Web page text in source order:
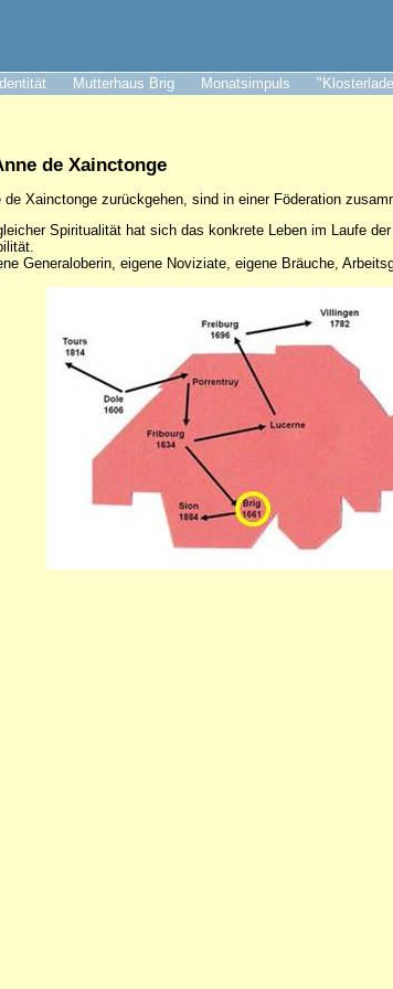
Mutterhaus Brig Monatsimpuls
de Xainctonge
Xainctonge zurückgehen, sind in einer Föderation
Spiritualität hat sich das konkrete Leben im Laufe
Generaloberin, eigene Noviziate, eigene Bräuche,